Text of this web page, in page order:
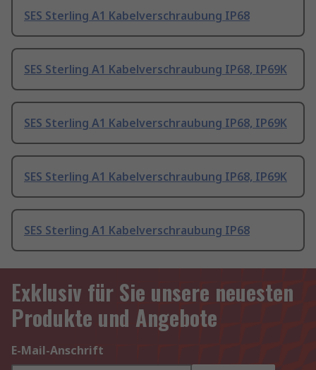
SES Sterling A1 Kabelverschraubung IP68
SES Sterling A1 Kabelverschraubung IP68, IP69K
SES Sterling A1 Kabelverschraubung IP68, IP69K
SES Sterling A1 Kabelverschraubung IP68, IP69K
SES Sterling A1 Kabelverschraubung IP68
Exklusiv für Sie unsere neuesten
Produkte und Angebote
E-Mail-Anschrift